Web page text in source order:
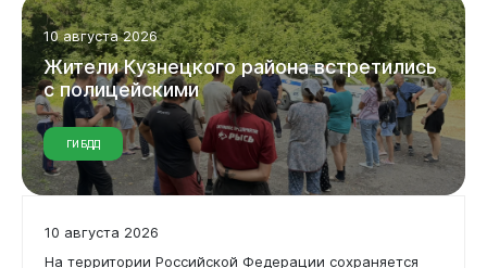
Администрация
10 августа 2026
ЖителиКузнецкогорайонавстретились
сполицейскими
ГИБДД
10 августа 2026
На территории Российской Федерации сохраняется